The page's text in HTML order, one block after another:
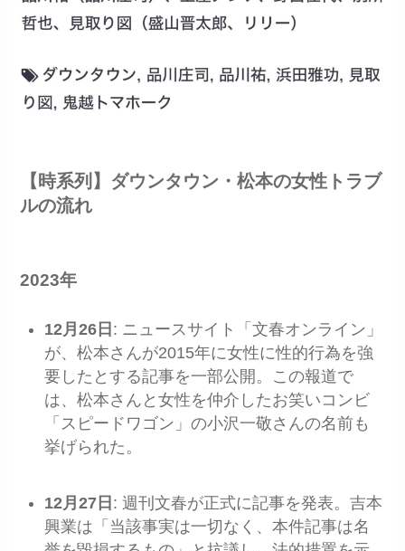
【時系列】ダウンタウン・松本の女性トラブ
ルの流れ
2023年
12月26日 : ニュースサイト「文春オンライン」
が、松本さんが2015年に女性に性的行為を強
要したとする記事を一部公開。この報道で
は、松本さんと女性を仲介したお笑いコンビ
「スピードワゴン」の小沢一敬さんの名前も
挙げられた。
12月27日 : 週刊文春が正式に記事を発表。吉本
興業は「当該事実は一切なく、本件記事は名